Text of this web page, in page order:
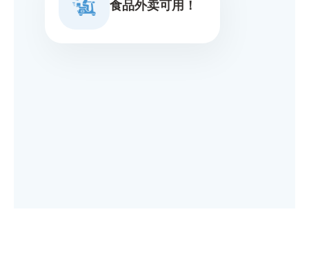
食品外卖可用！